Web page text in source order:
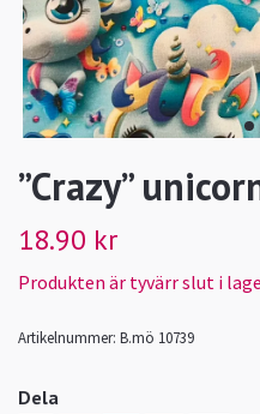
”Crazy”
18.90 kr
Produkten är tyvärr slut i
Artikelnummer: B.mö 10739
Dela